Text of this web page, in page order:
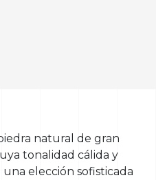
natural de gran
tonalidad cálida y
elección sofisticada